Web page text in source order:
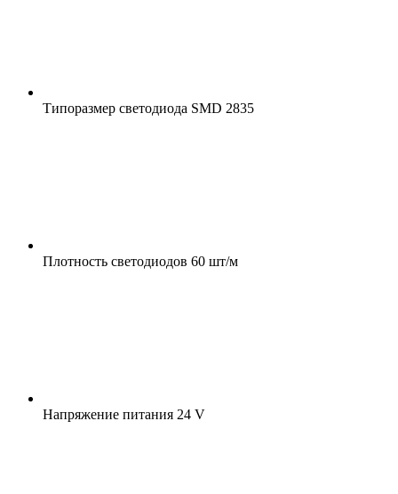
Типоразмер светодиода SMD 2835
Плотность светодиодов 60 шт/м
Напряжение питания 24 V